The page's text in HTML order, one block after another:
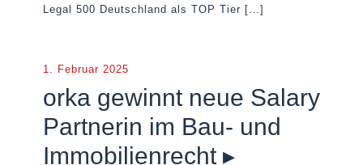
Legal 500 Deutschland als TOP Tier […]
1. Februar 2025
orka gewinnt neue Salary
Partnerin im Bau- und
Immobilienrecht ▸